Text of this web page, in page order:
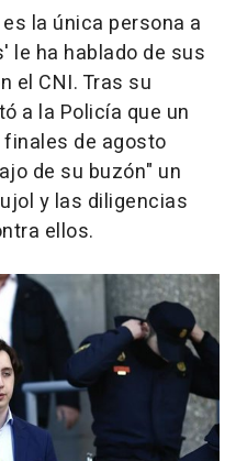
la única persona a
le ha hablado de sus
el CNI. Tras su
a la Policía que un
de agosto
de su buzón" un
y las diligencias
ellos.